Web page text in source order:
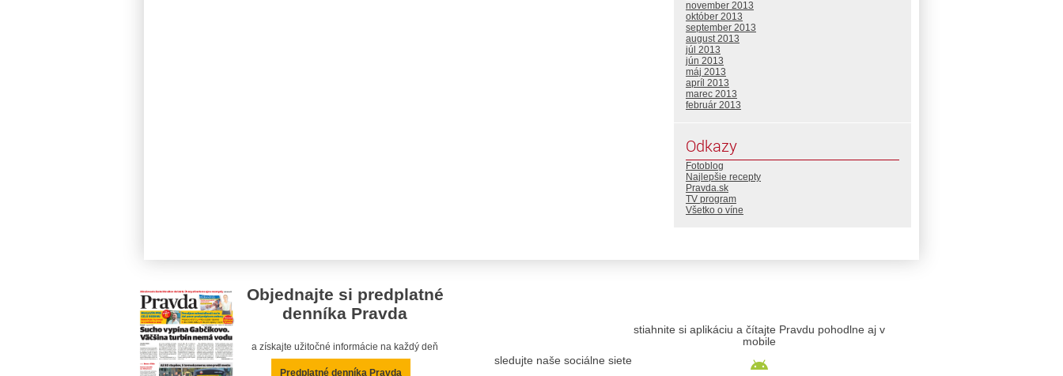
november 2013
október 2013
september 2013
august 2013
júl 2013
jún 2013
máj 2013
apríl 2013
marec 2013
február 2013
Odkazy
Fotoblog
Najlepšie recepty
Pravda.sk
TV program
Všetko o víne
Objednajte si predplatné
denníka Pravda
a získajte užitočné informácie na každý deň
Predplatné denníka Pravda
sledujte naše sociálne siete
stiahnite si aplikáciu a čítajte Pravdu pohodlne aj v
mobile